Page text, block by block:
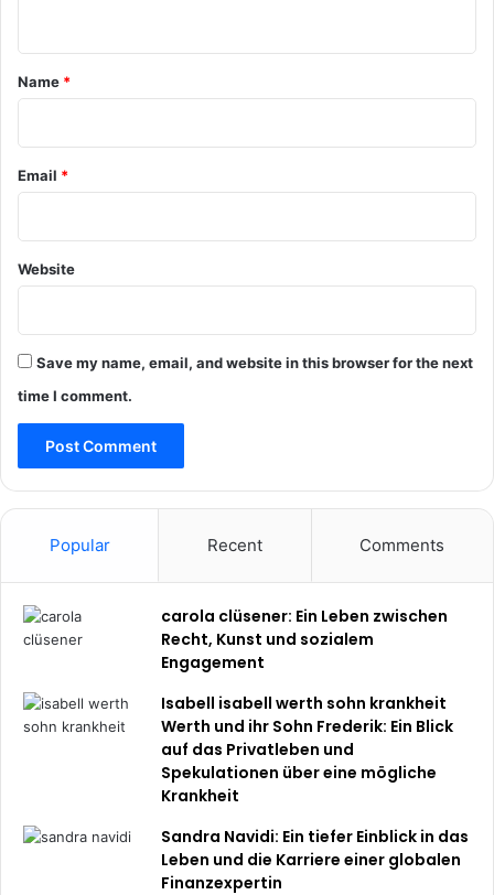
*
Name *
Email *
Website
Save my name, email, and website in this browser for the next
time I comment.
Popular Recent Comments
carola clüsener: Ein Leben zwischen
Recht, Kunst und sozialem
Engagement
Isabell isabell werth sohn krankheit
Werth und ihr Sohn Frederik: Ein Blick
auf das Privatleben und
Spekulationen über eine mögliche
Krankheit
Sandra Navidi: Ein tiefer Einblick in das
Leben und die Karriere einer globalen
Finanzexpertin